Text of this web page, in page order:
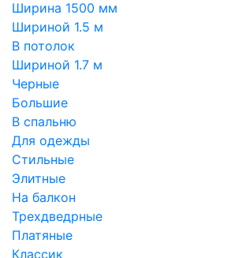
Ширина 1500 мм
Шириной 1.5 м
В потолок
Шириной 1.7 м
Черные
Большие
В спальню
Для одежды
Стильные
Элитные
На балкон
Трехдведрные
Платяные
Классик